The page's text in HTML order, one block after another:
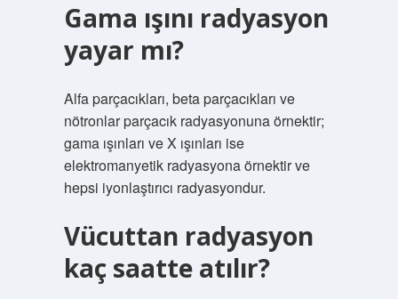
Gama ışını radyasyon
yayar mı?
Alfa parçacıkları, beta parçacıkları ve
nötronlar parçacık radyasyonuna örnektir;
gama ışınları ve X ışınları ise
elektromanyetik radyasyona örnektir ve
hepsi iyonlaştırıcı radyasyondur.
Vücuttan radyasyon
kaç saatte atılır?